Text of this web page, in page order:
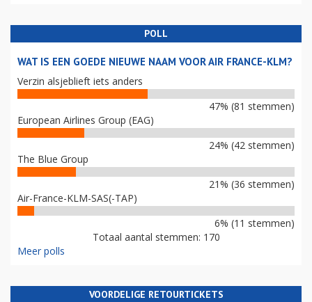
POLL
WAT IS EEN GOEDE NIEUWE NAAM VOOR AIR FRANCE-KLM?
Verzin alsjeblieft iets anders
47% (81 stemmen)
European Airlines Group (EAG)
24% (42 stemmen)
The Blue Group
21% (36 stemmen)
Air-France-KLM-SAS(-TAP)
6% (11 stemmen)
Totaal aantal stemmen: 170
Meer polls
VOORDELIGE RETOURTICKETS